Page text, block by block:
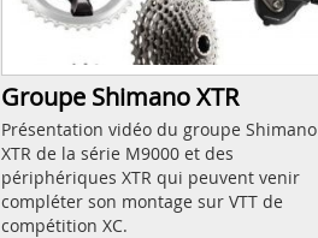
Groupe Shimano XTR
Présentation vidéo du groupe Shimano
XTR de la série M9000 et des
périphériques XTR qui peuvent venir
compléter son montage sur VTT de
compétition XC.